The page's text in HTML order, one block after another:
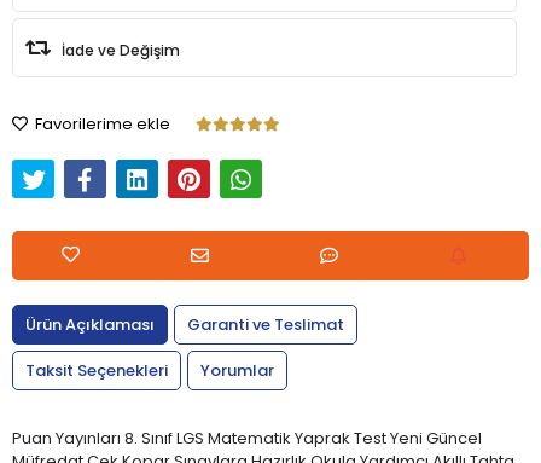
İade ve Değişim
Favorilerime ekle
Ürün Açıklaması
Garanti ve Teslimat
Taksit Seçenekleri
Yorumlar
Puan Yayınları 8. Sınıf LGS Matematik Yaprak Test Yeni Güncel